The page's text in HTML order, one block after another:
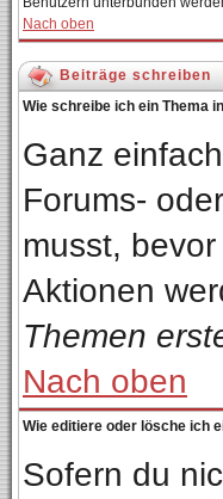
Nach oben
Beiträge schreiben
Wie schreibe ich ein Thema
Ganz
Forums-
musst,
Aktionen
Themen
Nach oben
Wie editiere oder lösche ich
Sofern du